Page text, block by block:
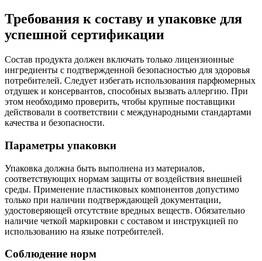
Требования к составу и упаковке для
успешной сертификации
Состав продукта должен включать только лицензионные
ингредиенты с подтвержденной безопасностью для здоровья
потребителей. Следует избегать использования парфюмерных
отдушек и консервантов, способных вызвать аллергию. При
этом необходимо проверить, чтобы крупные поставщики
действовали в соответствии с международными стандартами
качества и безопасности.
Параметры упаковки
Упаковка должна быть выполнена из материалов,
соответствующих нормам защиты от воздействия внешней
среды. Применение пластиковых компонентов допустимо
только при наличии подтверждающей документации,
удостоверяющей отсутствие вредных веществ. Обязательно
наличие четкой маркировки с составом и инструкцией по
использованию на языке потребителей.
Соблюдение норм